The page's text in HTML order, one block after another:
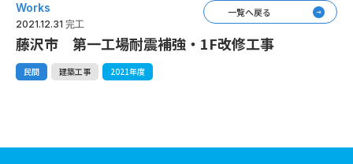
Works
2021.12.31 完工
藤沢市 第一工場耐震補強・1F改修工事
民間 建築工事 2021年度
一覧へ戻る